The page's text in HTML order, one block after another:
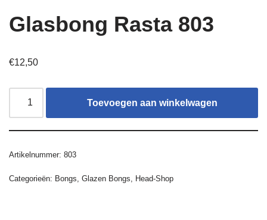
Glasbong Rasta 803
€12,50
Toevoegen aan winkelwagen
Artikelnummer: 803
Categorieën: Bongs Glazen Bongs Head-Shop